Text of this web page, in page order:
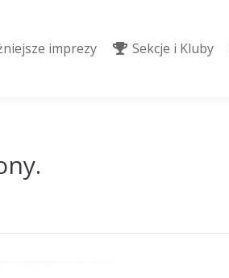
imprezy Sekcje i Kluby
imprezy Sekcje i Kluby